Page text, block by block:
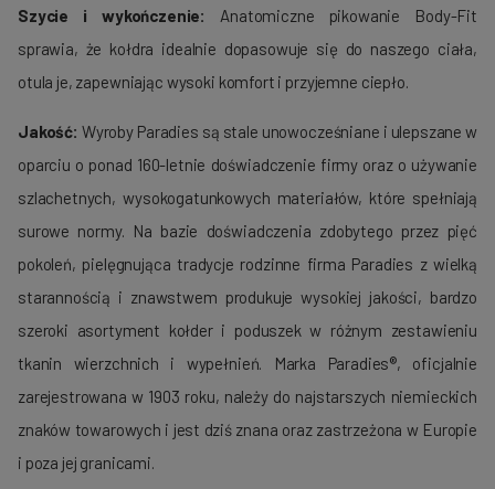
Szycie i wykończenie:
Anatomiczne pikowanie Body-Fit
sprawia, że kołdra idealnie dopasowuje się do naszego ciała,
otula je, zapewniając wysoki komfort i przyjemne ciepło.
Jakość: Wyroby Paradies są stale unowocześniane i ulepszane w
oparciu o ponad 160-letnie doświadczenie firmy oraz o używanie
szlachetnych, wysokogatunkowych materiałów, które spełniają
surowe normy. Na bazie doświadczenia zdobytego przez pięć
poko­leń, pielęgnująca tradycje rodzinne firma Paradies z wielką
starannością i znawstwem produ­kuje wysokiej jakości, bardzo
szeroki asortyment kołder i poduszek w róż­nym zestawieniu
tkanin wierzchnich i wypełnień. Marka Paradies®, oficjalnie
zarejestrowana w 1903 roku, należy do najstarszych nie­mieckich
znaków towarowych i jest dziś znana oraz zastrzeżona w Europie
i poza jej granicami.